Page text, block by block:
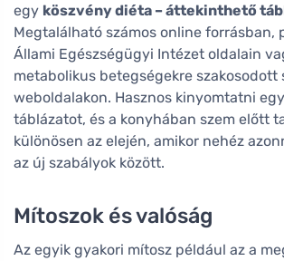
egy köszvény diéta – áttekinthető
Megtalálható számos online forrásban,
Állami Egészségügyi Intézet oldalain
metabolikus betegségekre szakosodott
weboldalakon. Hasznos kinyomtatni
táblázatot, és a konyhában szem előtt
különösen az elején, amikor nehéz
az új szabályok között.
Mítoszok és valóság
Az egyik gyakori mítosz például az a